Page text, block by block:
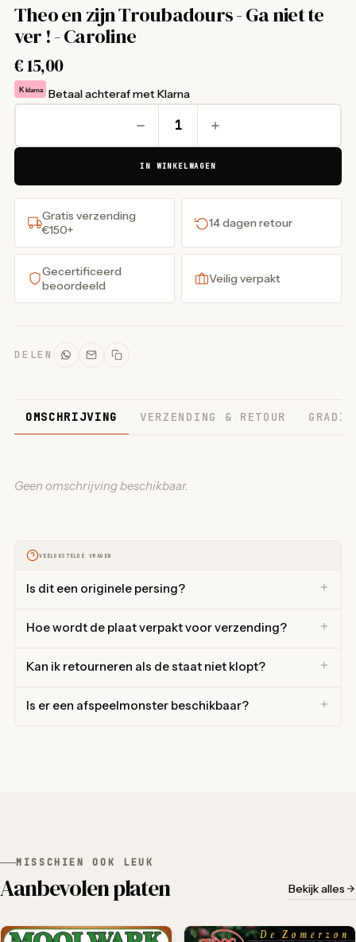
Theo en zijn Troubadours - Ga niet te
ver ! - Caroline
€15,00
K klarna Betaal achteraf met Klarna
IN WINKELWAGEN
Gratis verzending
€150+
14 dagen retour
Gecertificeerd
beoordeeld
Veilig verpakt
DELEN
OMSCHRIJVING VERZENDING & RETOUR
Geen omschrijving beschikbaar.
VEELGESTELDE VRAGEN
Is dit een originele persing?
Hoe wordt de plaat verpakt voor verzending?
Kan ik retourneren als de staat niet klopt?
Is er een afspeelmonster beschikbaar?
MISSCHIEN OOK LEUK
Aanbevolen platen Bekijk alles